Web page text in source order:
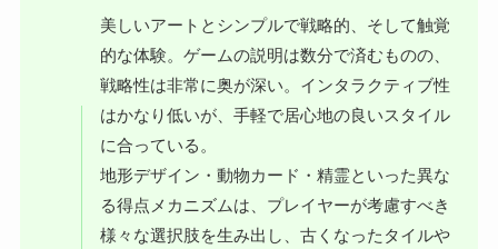
美しいアートとシンプルで戦略的、そして触覚
的な体験。ゲームの説明は数分で済むものの、
戦略性は非常に奥が深い。インタラクティブ性
はかなり低いが、手軽で居心地の良いスタイル
に合っている。
地形デザイン・動物カード・精霊といった異な
る得点メカニズムは、プレイヤーが考慮すべき
様々な選択肢を生み出し、古くなったタイルや